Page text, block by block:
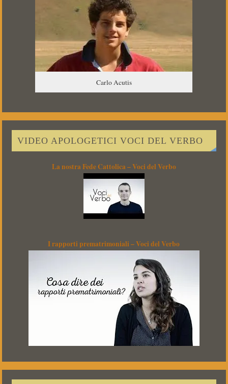
Carlo Acutis
VIDEO APOLOGETICI VOCI DEL VERBO
La nostra Fede Cattolica – Voci del Verbo
I rapporti prematrimoniali – Voci del Verbo